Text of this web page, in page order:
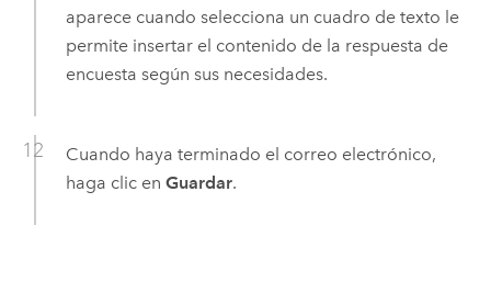
aparece cuando selecciona un cuadro de texto le
permite insertar el contenido de la respuesta de
encuesta según sus necesidades.
Cuando haya terminado el correo electrónico,
haga clic en Guardar.